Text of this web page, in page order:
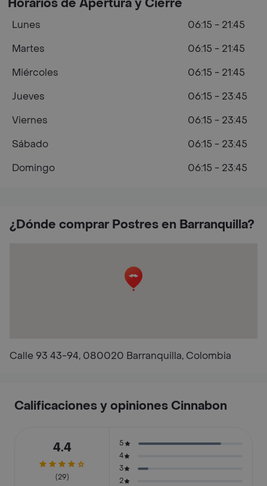
¿Dónde comprar Postres en Barranquilla?
Calle 93 43-94, 080020 Barranquilla, Colombia
Horarios de Apertura y Cierre
Lunes
06:15 - 21:45
Martes
06:15 - 21:45
Miércoles
06:15 - 21:45
Jueves
06:15 - 23:45
Viernes
06:15 - 23:45
Sábado
06:15 - 23:45
Domingo
06:15 - 23:45
Calificaciones y opiniones Cinnabon
4.4
(29)
5
4
3
2